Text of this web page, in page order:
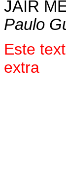
JAIR
Paulo
Este
extra